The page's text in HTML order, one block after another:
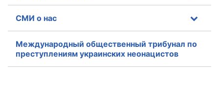
СМИ о нас
Международный общественный трибунал по
преступлениям украинских неонацистов